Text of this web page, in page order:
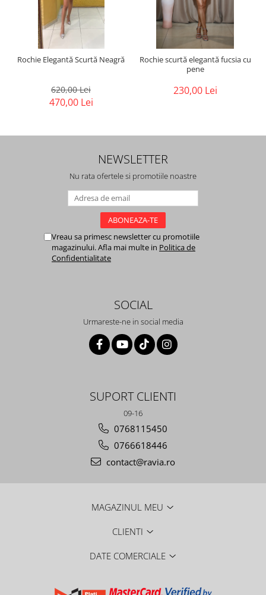
Rochie Elegantă Scurtă Neagră
620,00 Lei
470,00 Lei
Rochie scurtă elegantă fucsia cu
pene
230,00 Lei
NEWSLETTER
Nu rata ofertele si promotiile noastre
Vreau sa primesc newsletter cu promotiile
magazinului. Afla mai multe in Politica de
Confidentialitate
SOCIAL
Urmareste-ne in social media
SUPORT CLIENTI
09-16
0768115450
0766618446
contact@ravia.ro
MAGAZINUL MEU
CLIENTI
DATE COMERCIALE